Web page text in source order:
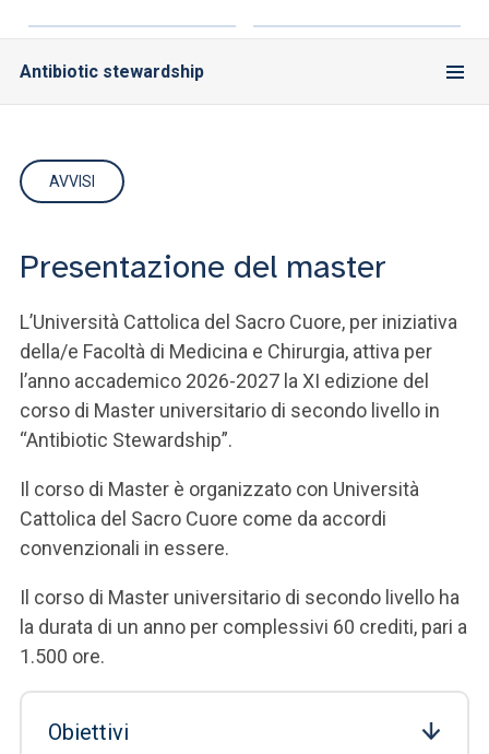
Antibiotic stewardship
AVVISI
Presentazione del master
L’Università Cattolica del Sacro Cuore, per iniziativa
della/e Facoltà di Medicina e Chirurgia, attiva per
l’anno accademico 2026-2027 la XI edizione del
corso di Master universitario di secondo livello in
“Antibiotic Stewardship”.
Il corso di Master è organizzato con Università
Cattolica del Sacro Cuore come da accordi
convenzionali in essere.
Il corso di Master universitario di secondo livello ha
la durata di un anno per complessivi 60 crediti, pari a
1.500 ore.
Obiettivi